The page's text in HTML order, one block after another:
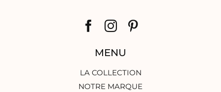
MENU
LA COLLECTION
NOTRE MARQUE